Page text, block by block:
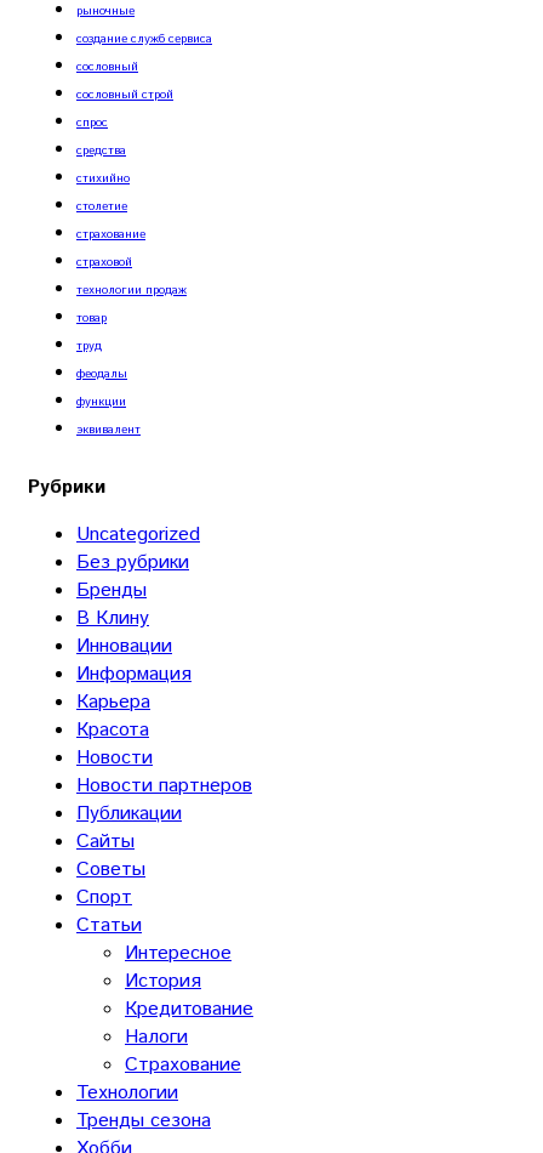
рыночные
создание служб сервиса
сословный
сословный строй
спрос
средства
стихийно
столетие
страхование
страховой
технологии продаж
товар
труд
феодалы
функции
эквивалент
Рубрики
Uncategorized
Без рубрики
Бренды
В Клину
Инновации
Информация
Карьера
Красота
Новости
Новости партнеров
Публикации
Сайты
Советы
Спорт
Статьи
Интересное
История
Кредитование
Налоги
Страхование
Технологии
Тренды сезона